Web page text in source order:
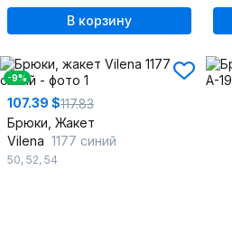
В корзину
-9%
107.39 $117.83
Брюки, Жакет
Vilena 1177 синий
50, 52, 54